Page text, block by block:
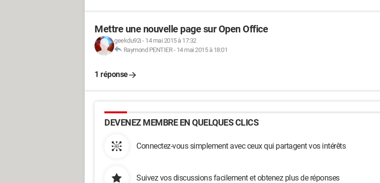
Mettre une nouvelle page sur Open Office
geekdu92i - 14 mai 2015 à 17:32
Raymond PENTIER- 14 mai 2015 à 18:01
1 réponse
DEVENEZ MEMBRE EN QUELQUES CLICS
Connectez-vous simplement avec ceux qui partagent vos intérêts
Suivez vos discussions facilement et obtenez plus de réponses